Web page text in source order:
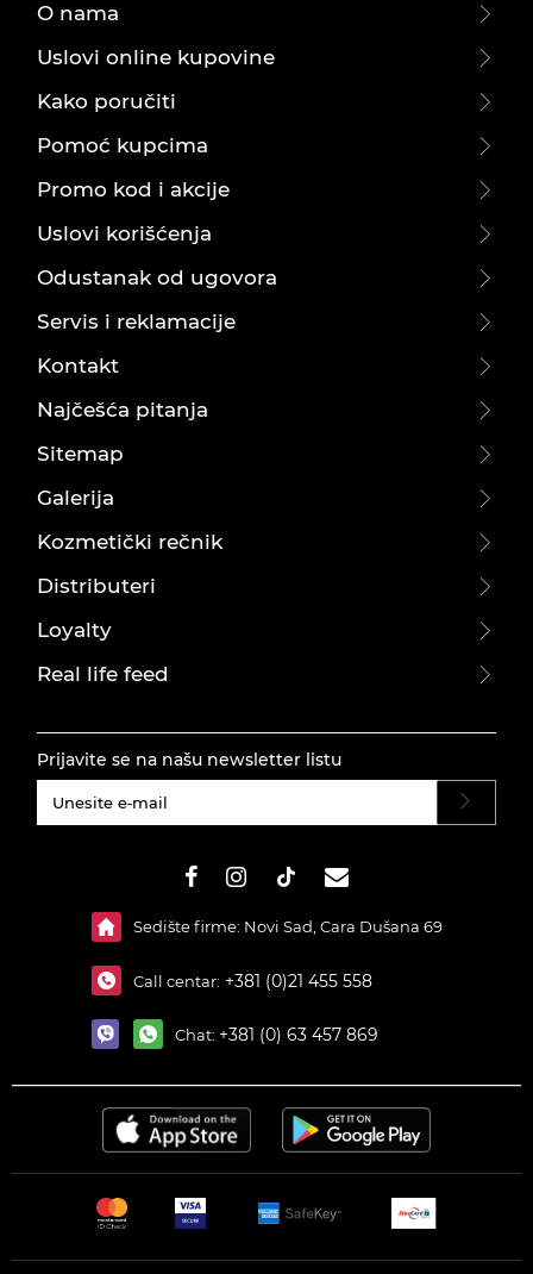
O nama
Uslovi online kupovine
Kako poručiti
Pomoć kupcima
Promo kod i akcije
Uslovi korišćenja
Odustanak od ugovora
Servis i reklamacije
Kontakt
Najčešća pitanja
Sitemap
Galerija
Kozmetički rečnik
Distributeri
Loyalty
Real life feed
Prijavite se na našu newsletter listu
Sedište firme: Novi Sad, Cara Dušana 69
Call centar: +381 (0)21 455 558
Chat: +381 (0) 63 457 869